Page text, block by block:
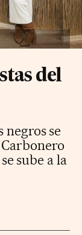
del
negros se
Carbonero
sube a la